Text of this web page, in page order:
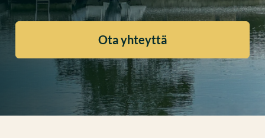
Ota yhteyttä